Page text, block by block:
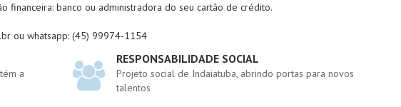
banco ou administradora do seu cartão de crédito.
ou whatsapp: (45) 99974-1154
a
RESPONSABILIDADE SOCIAL
Projeto social de Indaiatuba, abrindo portas para novos
talentos